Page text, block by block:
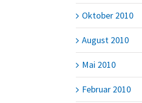
Oktober 2010
August 2010
Mai 2010
Februar 2010